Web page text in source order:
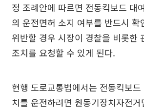
정 조례안에 따르면 전동킥보드 대
의 운전면허 소지 여부를 반드시 확
위반할 경우 시장이 경찰을 비롯한
조치를 요청할 수 있게 된다.
현행 도로교통법에서는 전동킥보
치를 운전하려면 원동기장치자전